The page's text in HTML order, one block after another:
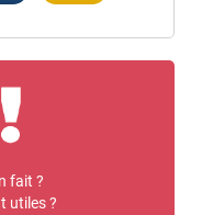
fait ?
utiles ?